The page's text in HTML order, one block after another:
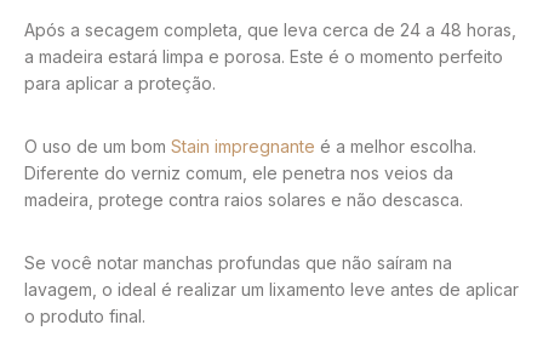
Após a secagem completa, que leva cerca de 24 a 48 horas,
a madeira estará limpa e porosa. Este é o momento perfeito
para aplicar a proteção.
O uso de um bom Stain impregnante é a melhor escolha.
Diferente do verniz comum, ele penetra nos veios da
madeira, protege contra raios solares e não descasca.
Se você notar manchas profundas que não saíram na
lavagem, o ideal é realizar um lixamento leve antes de aplicar
o produto final.